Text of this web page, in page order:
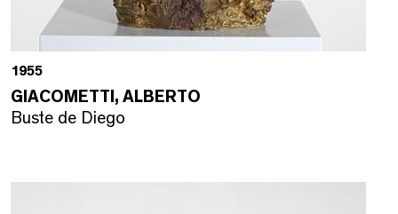
1955
GIACOMETTI, ALBERTO
Buste de Diego